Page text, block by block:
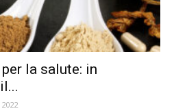
la salute: in